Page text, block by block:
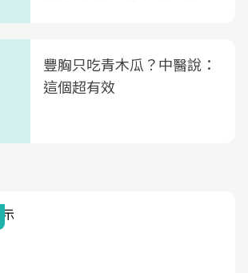
豐胸只吃青木瓜？中醫說：
這個超有效